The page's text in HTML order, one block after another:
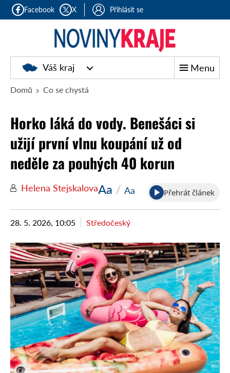
Facebook X Přihlásit se
Noviny
kraje
Váš kraj Menu
Domů Co se chystá
Horko láká do vody. Benešáci si
užijí první vlnu koupání už od
neděle za pouhých 40 korun
Helena StejskalovaAa / Aa Přehrát článek
28. 5. 2026, 10:05 Středočeský